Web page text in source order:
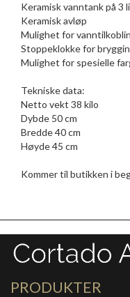
Keramisk vanntank på 3
Keramisk avløp
Mulighet for
Stoppeklokke for
Mulighet for spesielle
Tekniske data:
Netto vekt 38 kilo
Dybde 50 cm
Bredde 40 cm
Høyde 45 cm
Kommer til butikken i
PRODUKTER